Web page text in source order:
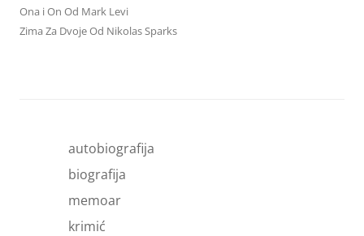
Ona i On Od Mark Levi
Zima Za Dvoje Od Nikolas Sparks
autobiografija
biografija
memoar
krimić